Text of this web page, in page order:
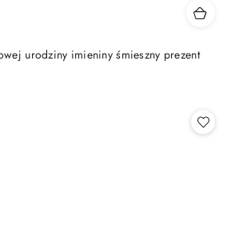
urodziny imieniny śmieszny prezent